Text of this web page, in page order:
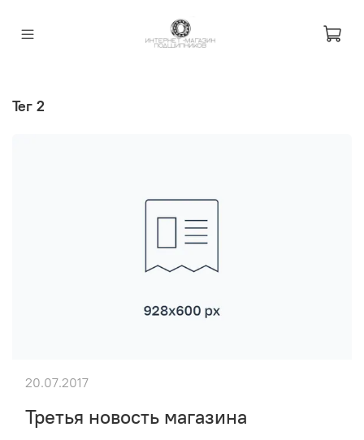
тег 2
Третья новость магазина
20.07.2017